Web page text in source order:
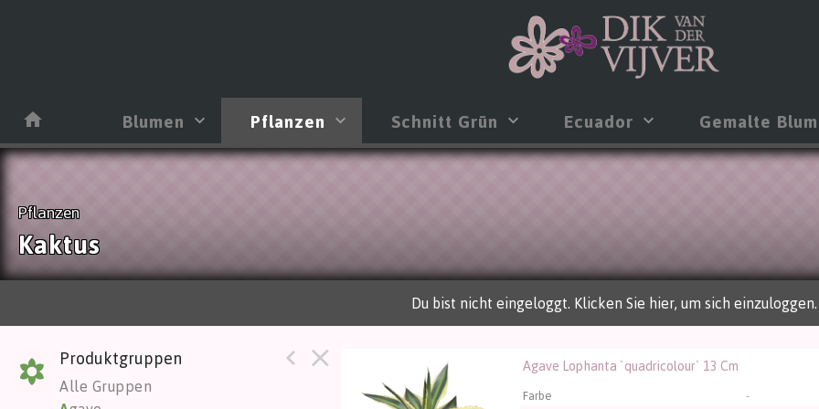
Blumen Pflanzen Schnitt Grün Ecuador Gemalte
Pflanzen
Kaktus
Du bist nicht eingeloggt. Klicken Sie hier, um sich einzuloggen.
Produktgruppen
Alle Gruppen
Agave Lophanta `quadricolour` 13 Cm
Farbe -
Agave Lophanta `quadricolour` 13 Cm
Sie müssen angemeldet sein, um kaufen zu können. Klicken Sie